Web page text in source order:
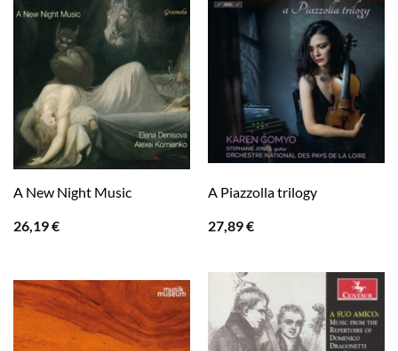
A New Night Music
26,19€
A Piazzolla trilogy
27,89€